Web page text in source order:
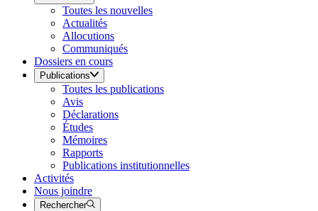
Toutes les nouvelles
Actualités
Allocutions
Communiqués
Dossiers en cours
Publications
Toutes les publications
Avis
Déclarations
Études
Mémoires
Rapports
Publications institutionnelles
Activités
Nous joindre
Rechercher